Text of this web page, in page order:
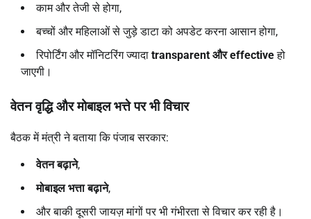
काम और तेजी से होगा,
बच्चों और महिलाओं से जुड़े डाटा को अपडेट करना आसान होगा,
रिपोर्टिंग और मॉनिटरिंग ज्यादा transparent और effectiveहो
जाएगी।
वेतन वृद्धि और मोबाइल भत्ते पर भी विचार
बैठक में मंत्री ने बताया कि पंजाब सरकार:
वेतन बढ़ाने,
मोबाइल भत्ता बढ़ाने,
और बाकी दूसरी जायज़ मांगों पर भी गंभीरता से विचार कर रही है।